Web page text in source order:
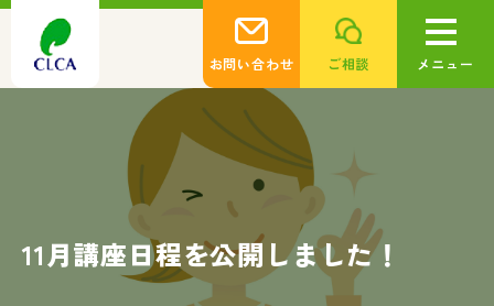
お問い合わせ ご相談 メニュー
11月講座日程を公開しました！